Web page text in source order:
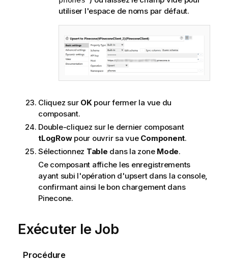
utiliser l'espace de noms par défaut.
Cliquez sur OKpour fermer la vue du
composant.
Double-cliquez sur le dernier composant
tLogRowpour ouvrir sa vue Component.
Sélectionnez Table dans la zone Mode.
Ce composant affiche les enregistrements
ayant subi l'opération d'upsert dans la console,
confirmant ainsi le bon chargement dans
Pinecone.
Exécuter le Job
Procédure